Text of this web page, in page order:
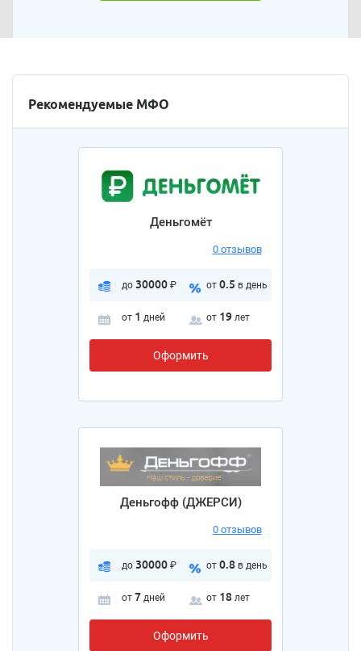
Рекомендуемые МФО
Деньгомёт
0 отзывов
до 30000 ₽ от 0.5 в день
от 1 дней от 19 лет
Оформить
Деньгофф (ДЖЕРСИ)
0 отзывов
до 30000 ₽ от 0.8 в день
от 7 дней от 18 лет
Оформить